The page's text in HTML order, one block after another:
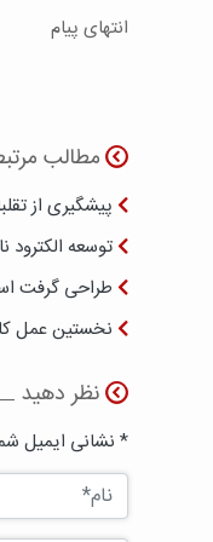
انتهای پیام
مطالب
پیشگیری از
توسعه
طراحی گرفت
نخستین عمل
نظر دهید
* نشانی ایمیل